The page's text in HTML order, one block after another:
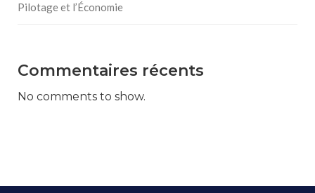
Pilotage et l’Économie
Commentaires récents
No comments to show.